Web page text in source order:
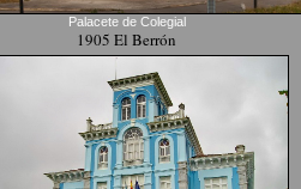
Palacete de Colegial
1905 El Berrón